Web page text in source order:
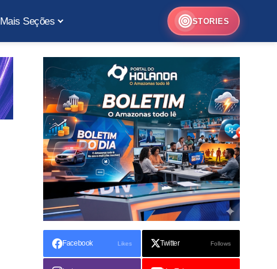
Mais Seções STORIES
Facebook Likes Twitter Follows